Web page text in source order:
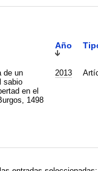
Año
de un
sabio
en el
1498
2013